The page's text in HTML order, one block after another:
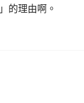
的理由啊。